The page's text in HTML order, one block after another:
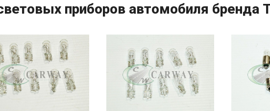
приборов автомобиля бренда